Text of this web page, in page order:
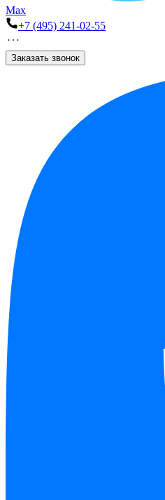
Max
+7 (495) 241-02-55
Заказать звонок